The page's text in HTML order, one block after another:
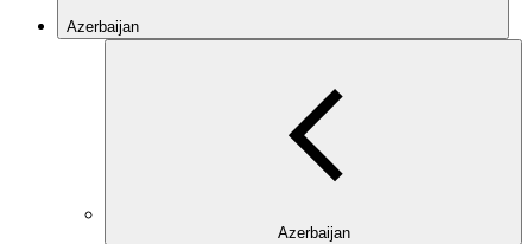
Azerbaijan
Azerbaijan